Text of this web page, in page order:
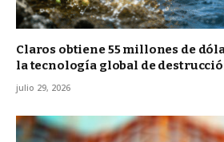
Claros obtiene 55 millones de
la tecnología global de
julio 29, 2026